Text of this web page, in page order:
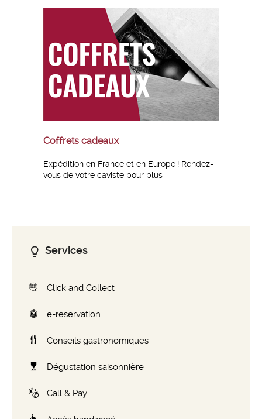
Coffrets cadeaux
Expédition en France et en Europe ! Rendez-
vous de votre caviste pour plus
Services
Click and Collect
e-réservation
Conseils gastronomiques
Dégustation saisonnière
Call & Pay